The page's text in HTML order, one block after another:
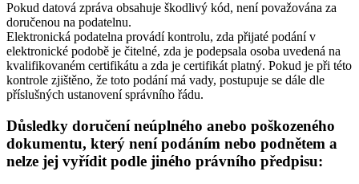
Pokud datová zpráva obsahuje škodlivý kód, není považována za
doručenou na podatelnu.
Elektronická podatelna provádí kontrolu, zda přijaté podání v
elektronické podobě je čitelné, zda je podepsala osoba uvedená na
kvalifikovaném certifikátu a zda je certifikát platný. Pokud je při této
kontrole zjištěno, že toto podání má vady, postupuje se dále dle
příslušných ustanovení správního řádu.
Důsledky doručení neúplného anebo poškozeného
dokumentu, který není podáním nebo podnětem a
nelze jej vyřídit podle jiného právního předpisu: